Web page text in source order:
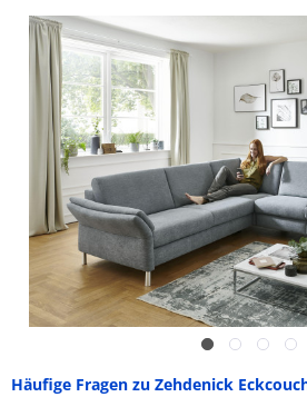
Häufige Fragen zu Zehdenick